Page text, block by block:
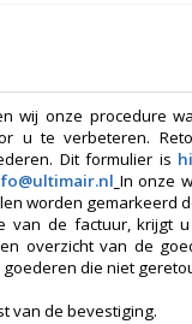
wij onze procedure
u te verbeteren.
Dit formulier is
In onze
worden gemarkeerd
van de factuur, krijgt
overzicht van de
die niet
van de bevestiging.